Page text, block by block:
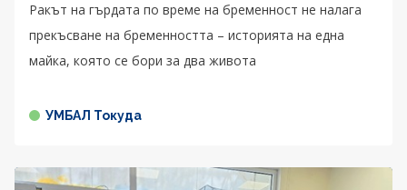
Ракът на гърдата по време на бременност не налага
прекъсване на бременността – историята на една
майка, която се бори за два живота
УМБАЛ Токуда